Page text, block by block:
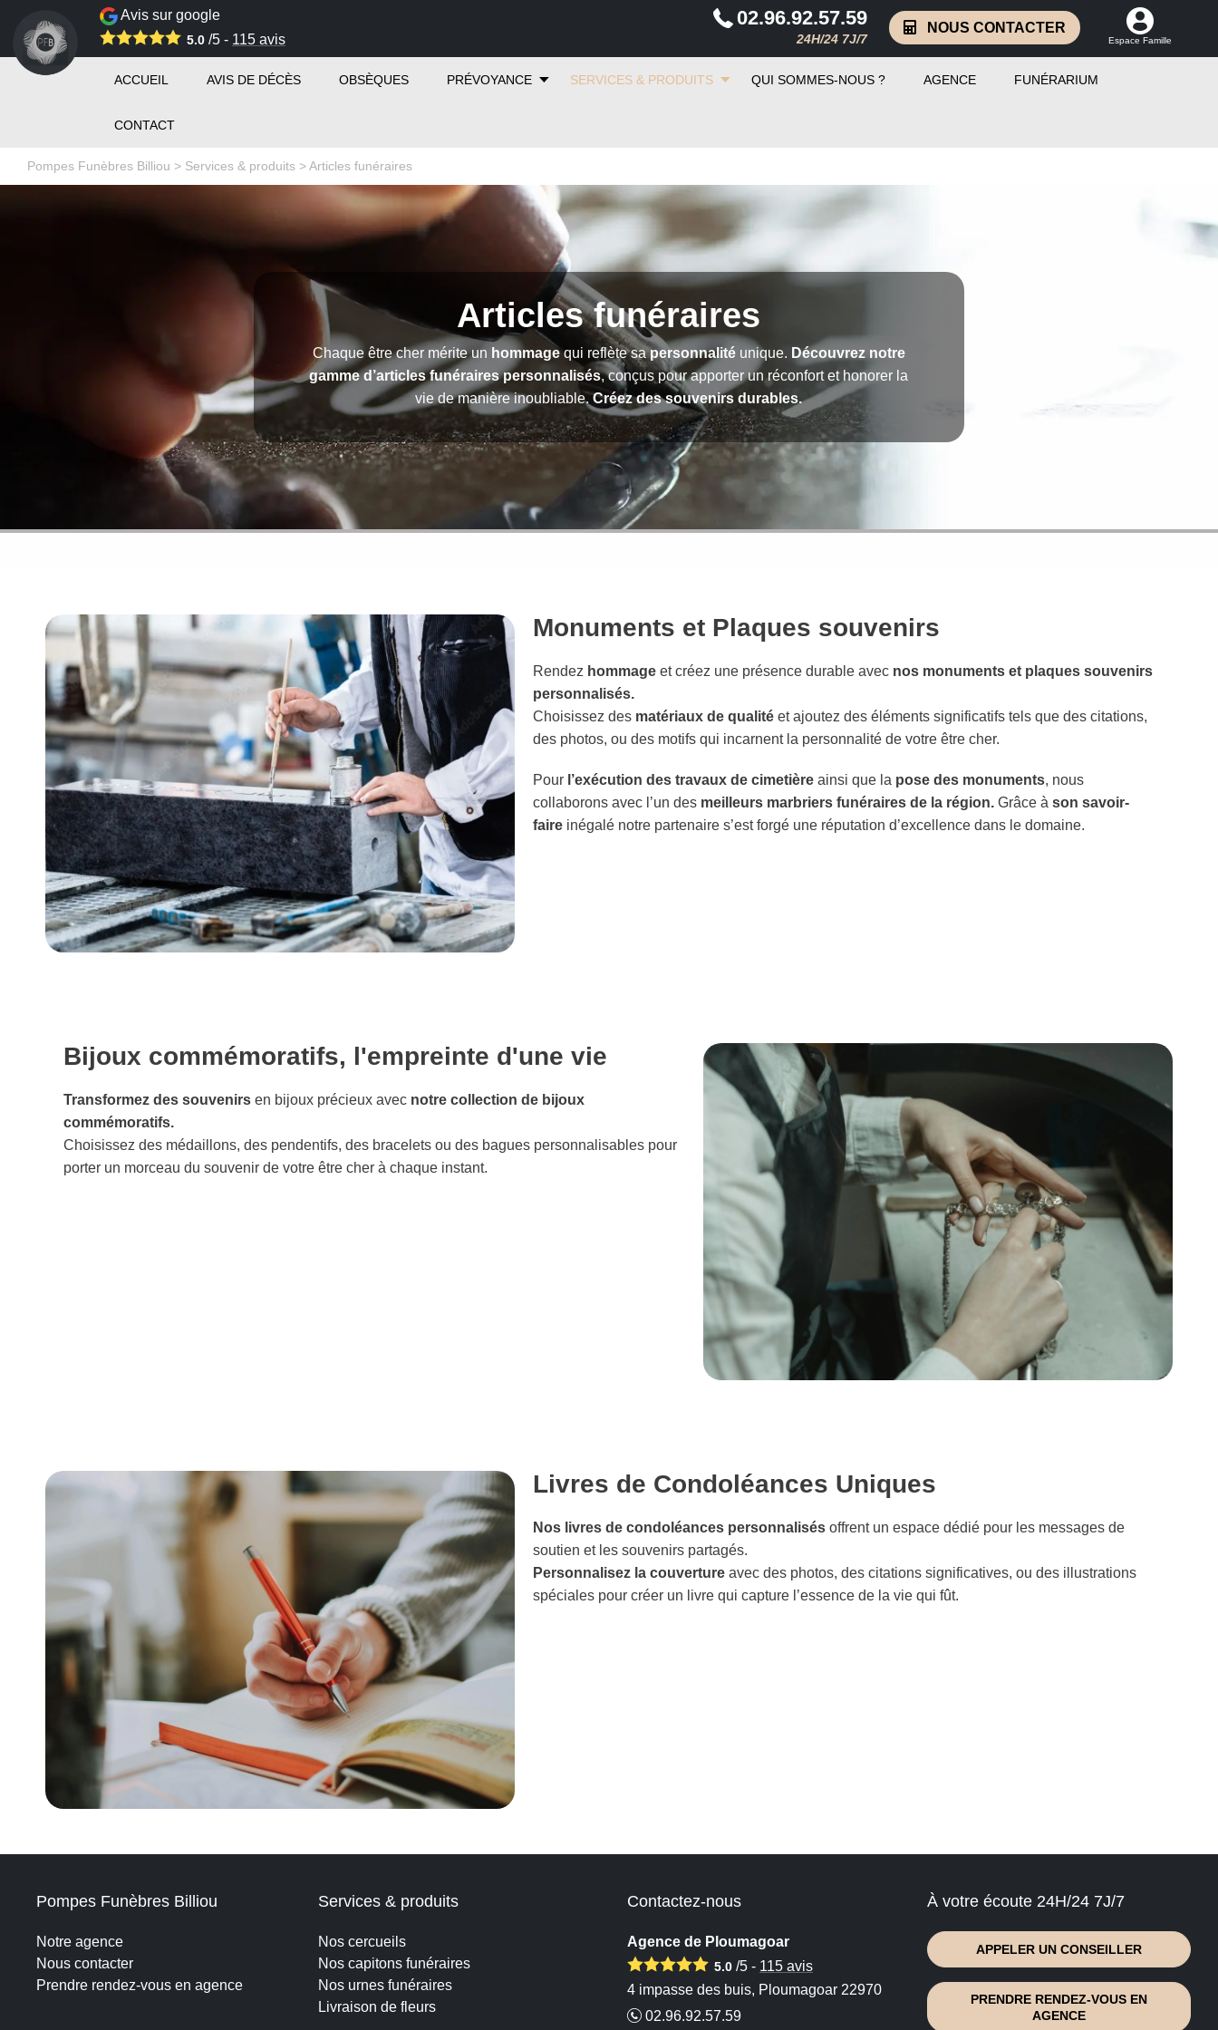
Avis sur google
5.0 /5 - 115 avis
02.96.92.57.59
24H/24 7J/7
NOUS CONTACTER
Espace Famille
ACCUEIL AVIS DE DÉCÈS OBSÈQUES PRÉVOYANCE SERVICES & PRODUITS QUI SOMMES-NOUS ? AGENCE FUNÉRARIUM
CONTACT
Pompes Funèbres Billiou > Services & produits >Articles funéraires
Articles funéraires
Chaque être cher mérite un hommagequi reflète sapersonnalitéunique. Découvrez notre
gamme d’articles funéraires personnalisés, conçus pour apporter un réconfort et honorer la
vie de manière inoubliable.Créez des souvenirs durables.
Monuments et Plaques souvenirs
Rendez hommage et créez une présence durable avec nos monuments et plaques souvenirs
personnalisés.
Choisissez des matériaux de qualité et ajoutez des éléments significatifs tels que des citations,
des photos, ou des motifs qui incarnent la personnalité de votre être cher.
Pour l’exécution des travaux de cimetière ainsi que la pose des monuments, nous
collaborons avec l’un des meilleurs marbriers funéraires de la région. Grâce àson savoir-
faire inégalé notre partenaire s’est forgé une réputation d’excellence dans le domaine.
Bijoux commémoratifs, l'empreinte d'une vie
Transformez des souvenirs en bijoux précieux avec notre collection de bijoux
commémoratifs.
Choisissez des médaillons, des pendentifs, des bracelets ou des bagues personnalisables pour
porter un morceau du souvenir de votre être cher à chaque instant.
Livres de Condoléances Uniques
Nos livres de condoléances personnalisés offrent un espace dédié pour les messages de
soutien et les souvenirs partagés.
Personnalisez la couverture avec des photos, des citations significatives, ou des illustrations
spéciales pour créer un livre qui capture l’essence de la vie qui fût.
Pompes Funèbres Billiou
Notre agence
Nous contacter
Prendre rendez-vous en agence
Services & produits
Nos cercueils
Nos capitons funéraires
Nos urnes funéraires
Livraison de fleurs
Contactez-nous
Agence de Ploumagoar
5.0 /5 - 115 avis
4 impasse des buis, Ploumagoar 22970
02.96.92.57.59
À votre écoute 24H/24 7J/7
APPELER UN CONSEILLER
PRENDRE RENDEZ-VOUS EN
AGENCE